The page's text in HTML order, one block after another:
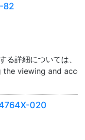
82
る詳細については、「
viewing and
020